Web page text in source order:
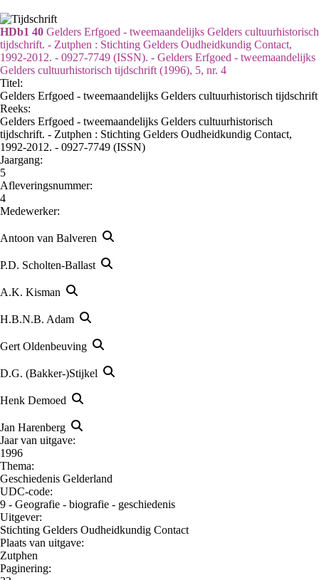
HDb1 40 Gelders Erfgoed - tweemaandelijks Gelders cultuurhistorisch
tijdschrift. - Zutphen : Stichting Gelders Oudheidkundig Contact,
1992-2012. - 0927-7749 (ISSN). - Gelders Erfgoed - tweemaandelijks
Gelders cultuurhistorisch tijdschrift (1996), 5, nr. 4
Titel:
Gelders Erfgoed - tweemaandelijks Gelders cultuurhistorisch tijdschrift
Reeks:
Gelders Erfgoed - tweemaandelijks Gelders cultuurhistorisch
tijdschrift. - Zutphen : Stichting Gelders Oudheidkundig Contact,
1992-2012. - 0927-7749 (ISSN)
Jaargang:
5
Afleveringsnummer:
4
Medewerker:
Antoon van Balveren
P.D. Scholten-Ballast
A.K. Kisman
H.B.N.B. Adam
Gert Oldenbeuving
D.G. (Bakker-)Stijkel
Henk Demoed
Jan Harenberg
Jaar van uitgave:
1996
Thema:
Geschiedenis Gelderland
UDC-code:
9 - Geografie - biografie - geschiedenis
Uitgever:
Stichting Gelders Oudheidkundig Contact
Plaats van uitgave:
Zutphen
Paginering: